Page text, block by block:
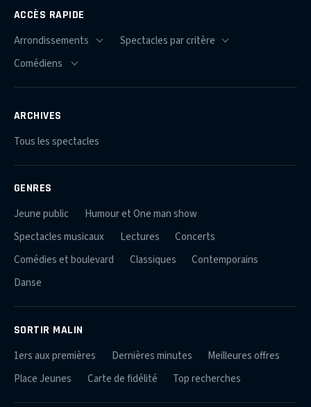
ACCÈS RAPIDE
ARCHIVES
Tous les spectacles
GENRES
Jeune public
Humour et One man show
Spectacles musicaux
Lectures
Concerts
Comédies et boulevard
Classiques
Contemporains
Danse
SORTIR MALIN
1ers aux premières Dernières minutes
Meilleures offres
Place Jeunes
Carte de fidélité Top recherches